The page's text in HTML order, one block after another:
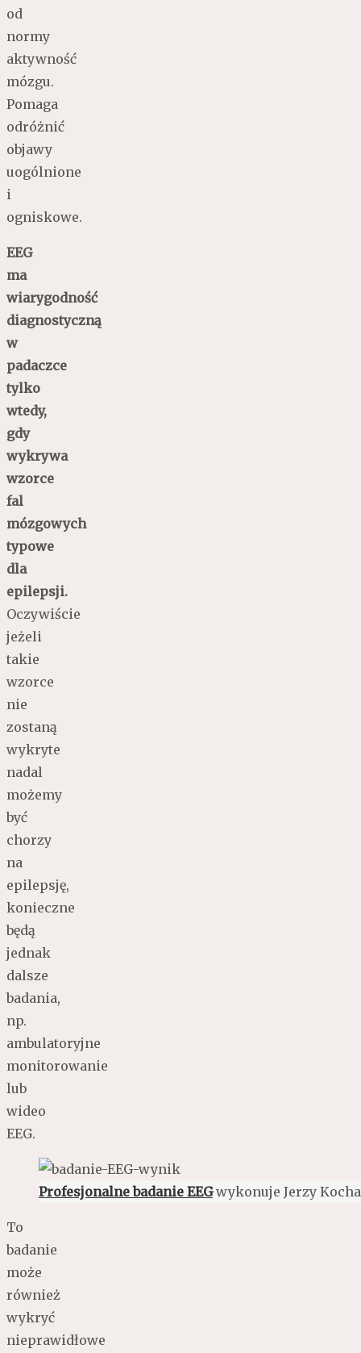
od
normy
aktywność
mózgu.
Pomaga
odróżnić
objawy
uogólnione
i
ogniskowe.
EEG
ma
wiarygodność
diagnostyczną
w
padaczce
tylko
wtedy,
gdy
wykrywa
wzorce
fal
mózgowych
typowe
dla
epilepsji.
Oczywiście
jeżeli
takie
wzorce
nie
zostaną
wykryte
nadal
możemy
być
chorzy
na
epilepsję,
konieczne
będą
jednak
dalsze
badania,
np.
ambulatoryjne
monitorowanie
lub
wideo
EEG.
Profesjonalne badanie EEGwykonuje Jerzy
To
badanie
może
również
wykryć
nieprawidłowe